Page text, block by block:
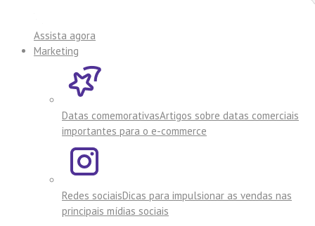
Assista agora
Marketing
Datas comemorativasArtigos sobre datas comerciais
importantes para o e-commerce
Redes sociaisDicas para impulsionar as vendas nas
principais mídias sociais